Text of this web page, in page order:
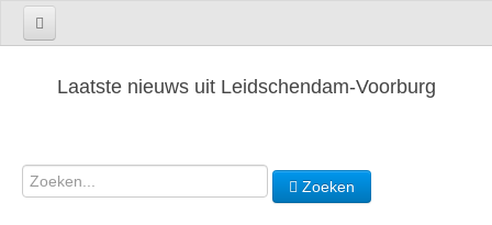
Laatste nieuws uit Leidschendam-Voorburg
Zoeken